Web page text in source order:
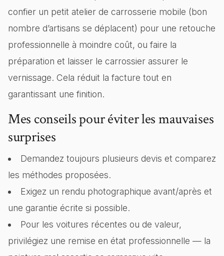
confier un petit atelier de carrosserie mobile (bon
nombre d’artisans se déplacent) pour une retouche
professionnelle à moindre coût, ou faire la
préparation et laisser le carrossier assurer le
vernissage. Cela réduit la facture tout en
garantissant une finition.
Mes conseils pour éviter les mauvaises
surprises
Demandez toujours plusieurs devis et comparez
les méthodes proposées.
Exigez un rendu photographique avant/après et
une garantie écrite si possible.
Pour les voitures récentes ou de valeur,
privilégiez une remise en état professionnelle — la